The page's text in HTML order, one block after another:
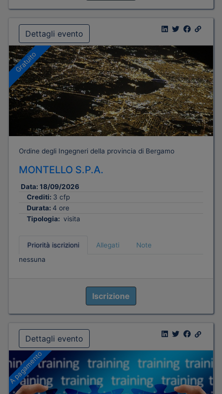
Dettagli evento
Gratuito
Ordine degli Ingegneri della provincia di Bergamo
MONTELLO S.P.A.
Data: 18/09/2026
Crediti: 3 cfp
Durata: 4 ore
Tipologia: visita
Priorità iscrizioni Allegati
Note
nessuna
Iscrizione
Dettagli evento
A pagamento